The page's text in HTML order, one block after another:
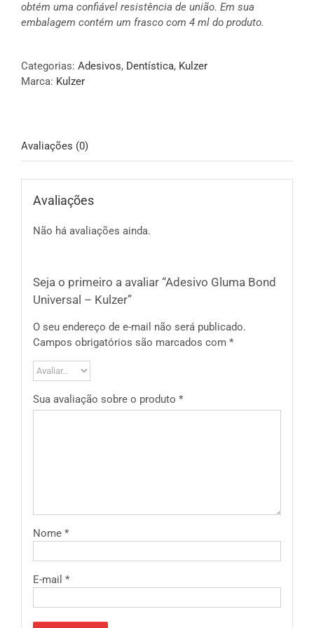
obtém uma confiável resistência de união. Em sua
embalagem contém um frasco com 4 ml do produto.
Categorias: Adesivos, Dentística, Kulzer
Marca: Kulzer
Avaliações (0)
Avaliações
Não há avaliações ainda.
Seja o primeiro a avaliar “Adesivo Gluma Bond
Universal – Kulzer”
O seu endereço de e-mail não será publicado.
Campos obrigatórios são marcados com *
Sua avaliação sobre o produto *
Nome *
E-mail *